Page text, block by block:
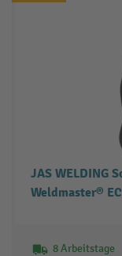
JAS WELDING
Weldmaster®
8 Arbeitstage